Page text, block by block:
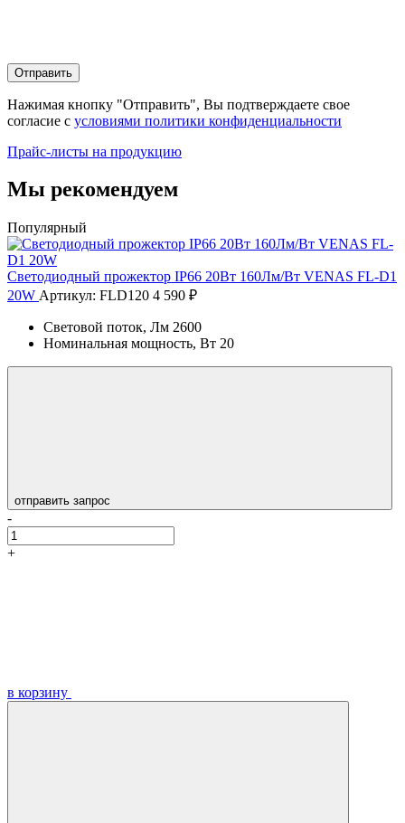
Отправить
Нажимая кнопку "Отправить", Вы подтверждаете свое
согласие с условиями политики конфиденциальности
Прайс-листы на продукцию
Мы рекомендуем
Популярный
Cветодиодный прожектор IP66 20Вт 160Лм/Вт VENAS FL-D1
20W Артикул: FLD120 4 590 ₽
Световой поток, Лм 2600
Номинальная мощность, Вт 20
отправить запрос
-
+
в корзину